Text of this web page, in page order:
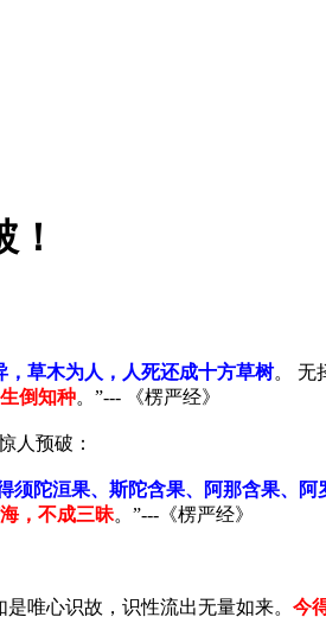
草木为人，人死还成十方草树。 无
倒知种。”--- 《楞严经》
人预破：
须陀洹果、斯陀含果、阿那含果、
，不成三昧。”---《楞严经》
唯心识故，识性流出无量如来。 今